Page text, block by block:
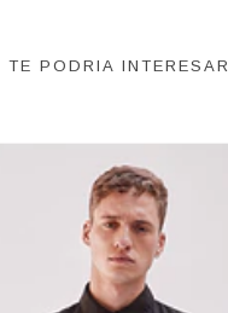
TE PODRIA INTERESAR